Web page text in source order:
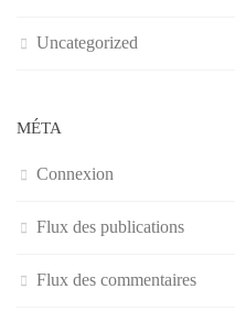
Uncategorized
MÉTA
Connexion
Flux des publications
Flux des commentaires